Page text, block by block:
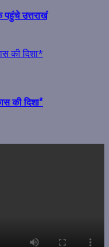
उत्तराखं
की दिशा*
की दिशा*